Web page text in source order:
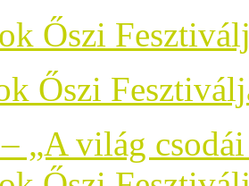
Őszi
Őszi
„A világ